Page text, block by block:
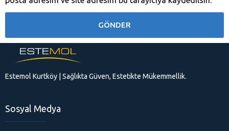
Estemol Kurtköy | Sağlıkta Güven, Estetikte Mükemmellik.
Sosyal Medya